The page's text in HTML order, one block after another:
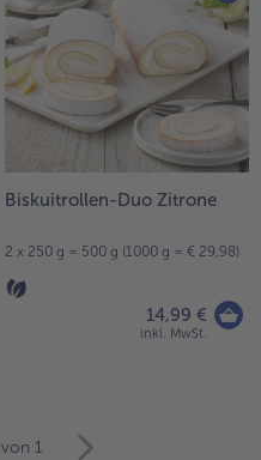
Biskuitrollen-Duo Zitrone
2 x 250 g = 500 g (1000 g = € 29,98)
14,99 €
inkl. MwSt.
von 1